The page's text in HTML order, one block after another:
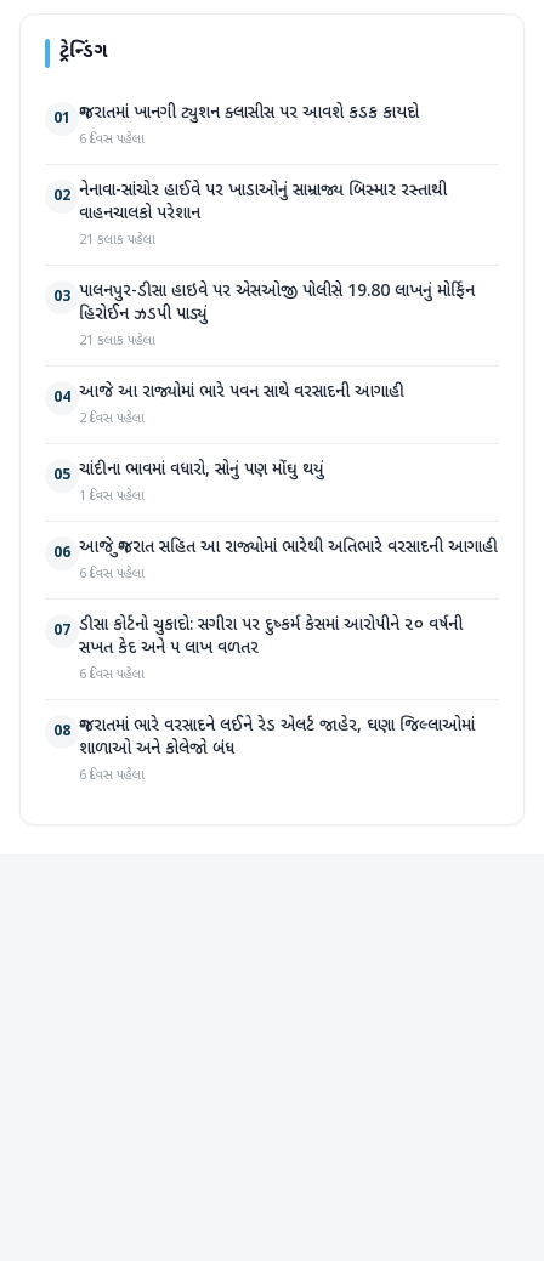
ટ્રેન્ડિંગ
01 ગુજરાતમાં ખાનગી ટ્યુશન ક્લાસીસ પર આવશે કડક કાયદો
6 દિવસ પહેલા
02 નેનાવા-સાંચોર હાઈવે પર ખાડાઓનું સામ્રાજ્ય બિસ્માર રસ્તાથી
વાહનચાલકો પરેશાન
21 કલાક પહેલા
03 પાલનપુર-ડીસા હાઇવે પર એસઓજી પોલીસે 19.80 લાખનું મોર્ફિન
હિરોઈન ઝડપી પાડ્યું
21 કલાક પહેલા
04 આજે આ રાજ્યોમાં ભારે પવન સાથે વરસાદની આગાહી
2 દિવસ પહેલા
05 ચાંદીના ભાવમાં વધારો, સોનું પણ મોંઘુ થયું
1 દિવસ પહેલા
06 આજે ગુજરાત સહિત આ રાજ્યોમાં ભારેથી અતિભારે વરસાદની આગાહી
6 દિવસ પહેલા
07 ડીસા કોર્ટનો ચુકાદો: સગીરા પર દુષ્કર્મ કેસમાં આરોપીને ૨૦ વર્ષની
સખત કેદ અને ૫ લાખ વળતર
6 દિવસ પહેલા
08 ગુજરાતમાં ભારે વરસાદને લઈને રેડ એલર્ટ જાહેર, ઘણા જિલ્લાઓમાં
શાળાઓ અને કોલેજો બંધ
6 દિવસ પહેલા